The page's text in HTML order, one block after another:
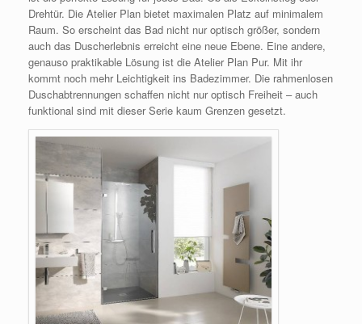
Drehtür. Die Atelier Plan bietet maximalen Platz auf minimalem
Raum. So erscheint das Bad nicht nur optisch größer, sondern
auch das Duscherlebnis erreicht eine neue Ebene. Eine andere,
genauso praktikable Lösung ist die Atelier Plan Pur. Mit ihr
kommt noch mehr Leichtigkeit ins Badezimmer. Die rahmenlosen
Duschabtrennungen schaffen nicht nur optisch Freiheit – auch
funktional sind mit dieser Serie kaum Grenzen gesetzt.